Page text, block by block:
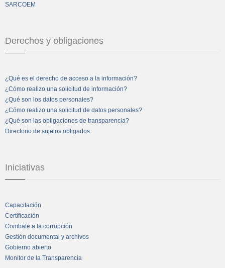
SARCOEM
Derechos y obligaciones
¿Qué es el derecho de acceso a la información?
¿Cómo realizo una solicitud de información?
¿Qué son los datos personales?
¿Cómo realizo una solicitud de datos personales?
¿Qué son las obligaciones de transparencia?
Directorio de sujetos obligados
Iniciativas
Capacitación
Certificación
Combate a la corrupción
Gestión documental y archivos
Gobierno abierto
Monitor de la Transparencia